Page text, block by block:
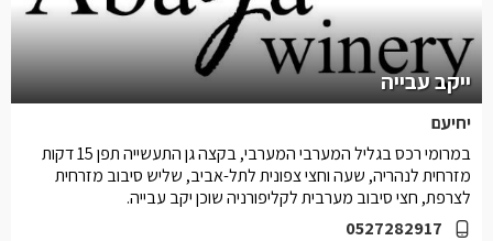
ייקב עבייה
יחיעם
0527282917
במרומי רכס בגליל המערבי המערבי, בקצה גן התעשייה תפן 15 דקות
מזרחית לנהריה, שעה וחצי צפונית לתל-אביב, שליש סיבוב מזרחית
לצרפת, חצי סיבוב מערבית לקליפורניה שוכן יקב עבייה.